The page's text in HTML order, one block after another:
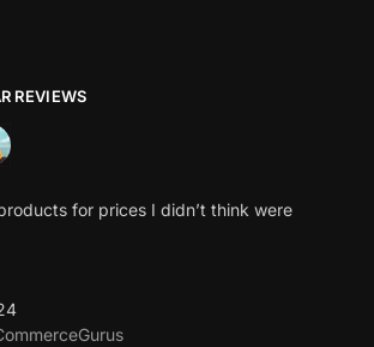
REVIEWS
for prices I didn’t think were